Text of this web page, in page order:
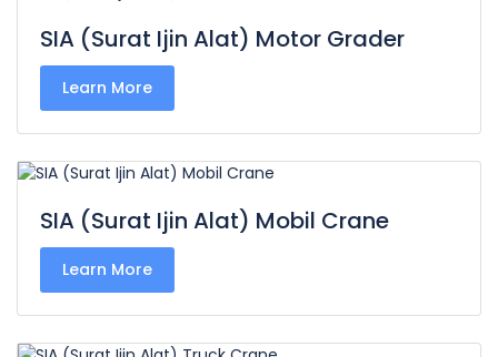
SIA (Surat Ijin Alat) Motor Grader
Learn More
SIA (Surat Ijin Alat) Mobil Crane
Learn More